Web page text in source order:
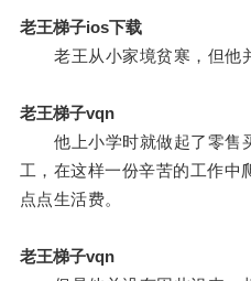
老王梯子ios下载
老王从小家境贫寒，但他并
老王梯子vqn
他上小学时就做起了零售
工，在这样一份辛苦的工作中
点点生活费。
老王梯子vqn